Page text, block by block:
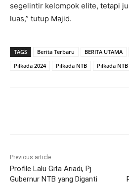
segelintir kelompok elite, tetapi
luas,” tutup Majid.
TAGS Berita Terbaru BERITA UTAMA
Pilkada 2024
Pilkada NTB Pilkada
Previous article
Profile Lalu Gita Ariadi, Pj
Gubernur NTB yang Diganti